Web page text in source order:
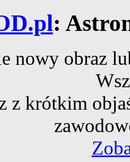
:
nowy obraz
z krótkim